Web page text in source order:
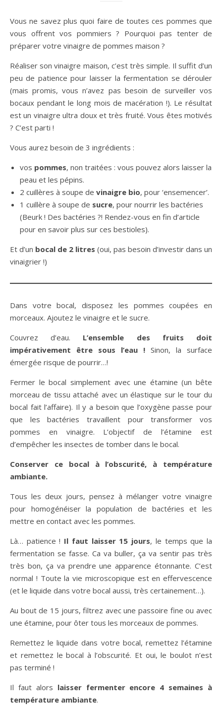
Vous ne savez plus quoi faire de toutes ces pommes que
vous offrent vos pommiers ? Pourquoi pas tenter de
préparer votre vinaigre de pommes maison ?
Réaliser son vinaigre maison, c’est très simple. Il suffit d’un
peu de patience pour laisser la fermentation se dérouler
(mais promis, vous n’avez pas besoin de surveiller vos
bocaux pendant le long mois de macération !). Le résultat
est un vinaigre ultra doux et très fruité. Vous êtes motivés
? C’est parti !
Vous aurez besoin de 3 ingrédients :
vos pommes, non traitées : vous pouvez alors laisser la
peau et les pépins.
2 cuillères à soupe de vinaigre bio, pour ‘ensemencer’.
1 cuillère à soupe de sucre, pour nourrir les bactéries
(Beurk ! Des bactéries ?! Rendez-vous en fin d’article
pour en savoir plus sur ces bestioles).
Et d’un bocal de 2 litres (oui, pas besoin d’investir dans un
vinaigrier !)
Dans votre bocal, disposez les pommes coupées en
morceaux. Ajoutez le vinaigre et le sucre.
Couvrez d’eau. L’ensemble des fruits doit
impérativement être sous l’eau ! Sinon, la surface
émergée risque de pourrir…!
Fermer le bocal simplement avec une étamine (un bête
morceau de tissu attaché avec un élastique sur le tour du
bocal fait l’affaire). Il y a besoin que l’oxygène passe pour
que les bactéries travaillent pour transformer vos
pommes en vinaigre. L’objectif de l’étamine est
d’empêcher les insectes de tomber dans le bocal.
Conserver ce bocal à l’obscurité, à température
ambiante.
Tous les deux jours, pensez à mélanger votre vinaigre
pour homogénéiser la population de bactéries et les
mettre en contact avec les pommes.
Là… patience ! Il faut laisser 15 jours, le temps que la
fermentation se fasse. Ca va buller, ça va sentir pas très
très bon, ça va prendre une apparence étonnante. C’est
normal ! Toute la vie microscopique est en effervescence
(et le liquide dans votre bocal aussi, très certainement…).
Au bout de 15 jours, filtrez avec une passoire fine ou avec
une étamine, pour ôter tous les morceaux de pommes.
Remettez le liquide dans votre bocal, remettez l’étamine
et remettez le bocal à l’obscurité. Et oui, le boulot n’est
pas terminé !
Il faut alors laisser fermenter encore 4 semaines à
température ambiante.